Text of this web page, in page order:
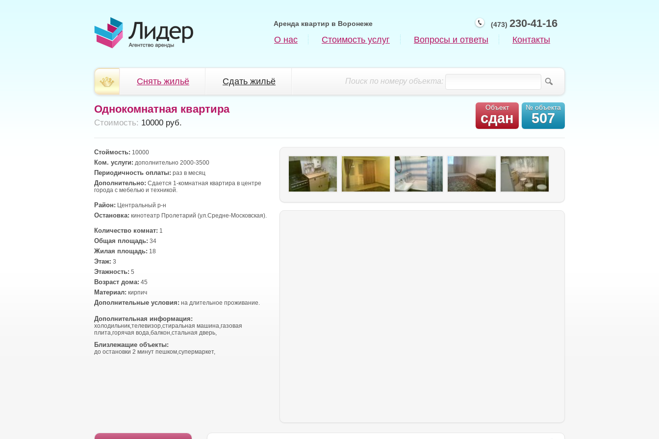
(473) 230-41-16
Аренда квартир в Воронеже
О нас Стоимость услуг Вопросы и ответы Контакты
Поиск по номеру объекта:
Снять жильё Сдать жильё
Объект
сдан
№ объекта
507
Однокомнатная квартира
Cтоимость: 10000 руб.
Стоймость: 10000
Ком. услуги: дополнительно 2000-3500
Периодичность оплаты: раз в месяц
Дополнительно: Сдается 1-комнатная квартира в центре
города с мебелью и техникой.
Район: Центральный р-н
Остановка: кинотеатр Пролетарий (ул.Средне-Московская).
Количество комнат: 1
Общая площадь: 34
Жилая площадь: 18
Этаж: 3
Этажность: 5
Возраст дома: 45
Материал: кирпич
Дополнительные условия: на длительное проживание.
Дополнительная информация:
холодильник,телевизор,стиральная машина,газовая
плита,горячая вода,балкон,стальная дверь,
Близлежащие объекты:
до остановки 2 минут пешком,супермаркет,